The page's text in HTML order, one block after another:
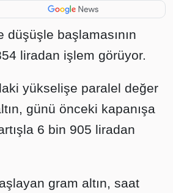
düşüşle başlamasının
liradan işlem görüyor.
yükselişe paralel değer
günü önceki kapanışa
6 bin 905 liradan
gram altın, saat